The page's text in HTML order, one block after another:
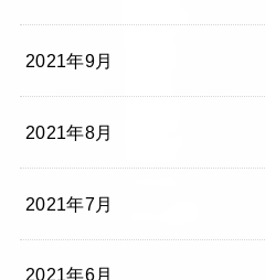
2021年9月
2021年8月
2021年7月
2021年6月